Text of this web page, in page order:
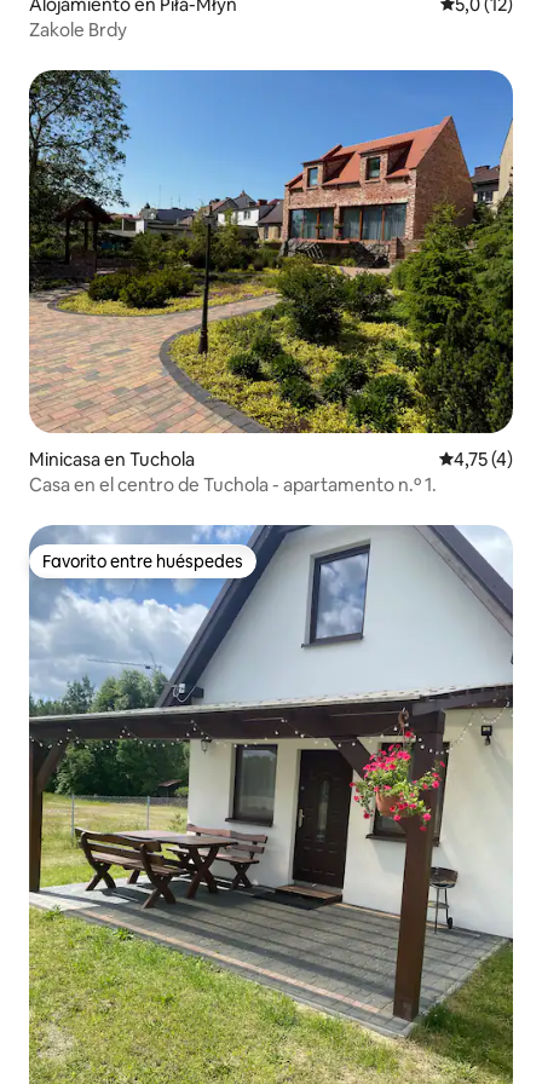
Zakole Brdy
Minicasa en Tuchola Calificación
4,75 (4)
Casa en el centro de Tuchola - apartamento n.º 1.
Favorito entre huéspedes
Favorito entre huéspedes